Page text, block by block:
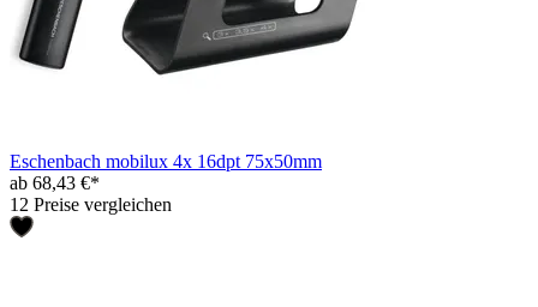
Eschenbach mobilux 4x 16dpt 75x50mm
ab 68,43 €*
12 Preise vergleichen